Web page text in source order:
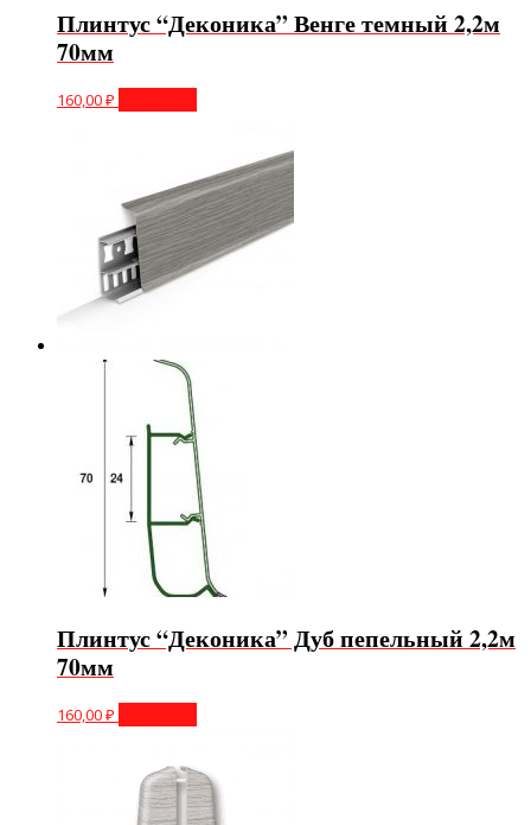
Плинтус “Деконика” Венге темный 2,2м
70мм
160,00₽
Плинтус “Деконика” Дуб пепельный 2,2м
70мм
160,00₽